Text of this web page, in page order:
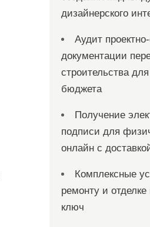
дизайнерского
Аудит
документации
строительства
бюджета
Получение
подписи для
онлайн с
Комплексные
ремонту и
ключ